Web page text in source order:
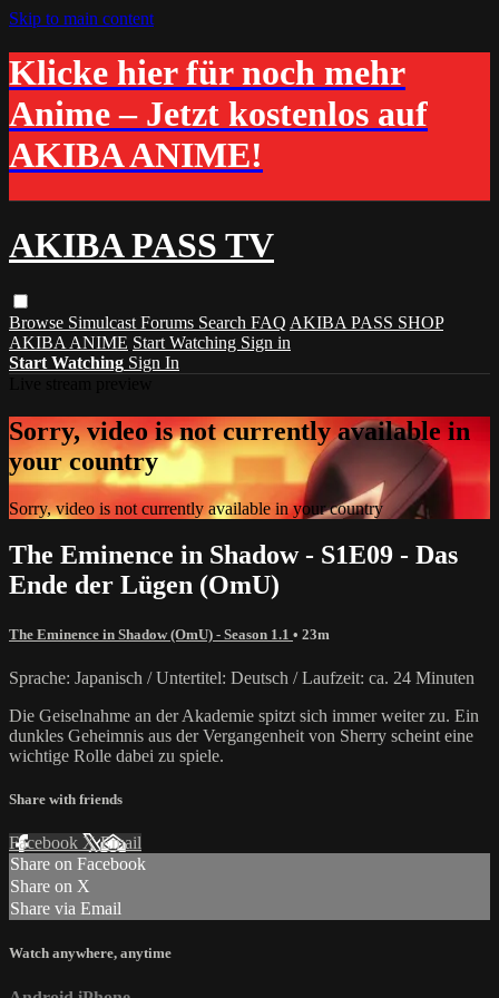
Skip to main content
Klicke hier für noch mehr
Anime – Jetzt kostenlos auf
AKIBA ANIME!
AKIBA PASS TV
Browse Simulcast Forums Search FAQ AKIBA PASS SHOP
AKIBA ANIME Start Watching Sign in
Start Watching Sign In
Sorry, video is not currently available in
your country
Sorry, video is not currently available in your country
The Eminence in Shadow - S1E09 - Das
Ende der Lügen (OmU)
The Eminence in Shadow (OmU) - Season 1.1 • 23m
Sprache: Japanisch / Untertitel: Deutsch / Laufzeit: ca. 24 Minuten
Die Geiselnahme an der Akademie spitzt sich immer weiter zu. Ein
dunkles Geheimnis aus der Vergangenheit von Sherry scheint eine
wichtige Rolle dabei zu spiele.
Share with friends
Facebook XEmail
Share on Facebook
Share on X
Share via Email
Watch anywhere, anytime